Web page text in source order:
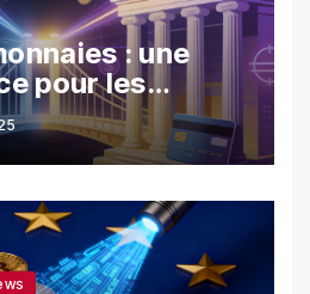
: une
pour les